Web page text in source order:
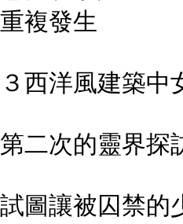
重複發生
３西洋風建築中
第二次的靈界探
試圖讓被囚禁的